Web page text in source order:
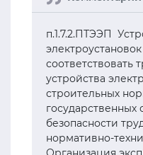
п.1.7.2.ПТЭЭП
соответствовать
устройства
строительных
государственных
безопасности
нормативно-